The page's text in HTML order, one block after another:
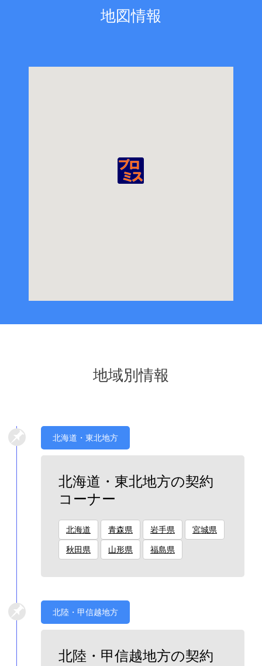
地図情報
地域別情報
北海道・東北地方
北海道・東北地方の契約
コーナー
北海道 青森県 岩手県 宮城県
秋田県 山形県 福島県
北陸・甲信越地方
北陸・甲信越地方の契約